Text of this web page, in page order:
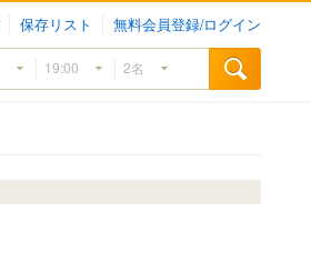
保存リスト 無料会員登録/ログイン